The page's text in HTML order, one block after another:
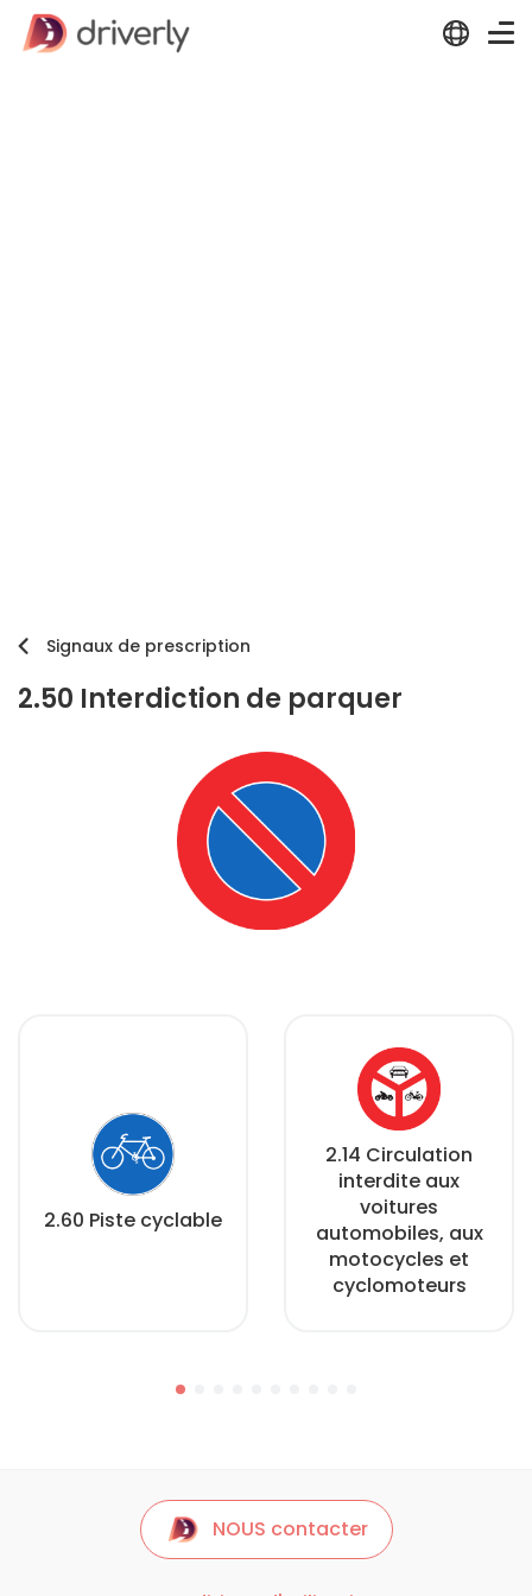
Signaux de prescription
2.50 Interdiction de parquer
2.60 Piste cyclable
2.14 Circulation
interdite aux
voitures
automobiles, aux
motocycles et
cyclomoteurs
NOUS contacter